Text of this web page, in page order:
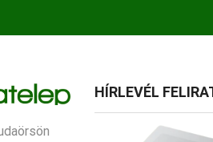
HÍRLEVÉL